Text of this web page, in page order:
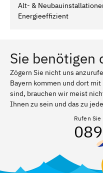
Alt- &
Energieeffizient
Sie benötigen
Zögern Sie nicht uns
Bayern kommen und dort
sind, brauchen wir meist
Ihnen zu sein und das zu
Rufen Sie